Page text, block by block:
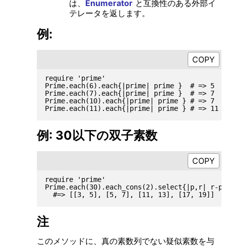
は、 Enumeratorと互換性のある外部イ
テレータを返します。
例:
require 'prime'
Prime.each(6).each{|prime| prime }  # => 5
Prime.each(7).each{|prime| prime }  # => 7
Prime.each(10).each{|prime| prime } # => 7
例: 30以下の双子素数
require 'prime'
Prime.each(30).each_cons(2).select{|p,r| r-p
注
このメソッドに、真の素数列でない疑似素数を与